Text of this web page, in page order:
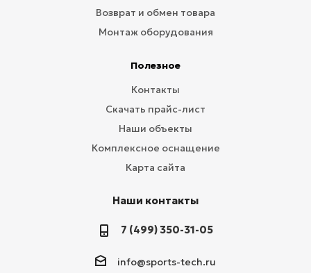
Возврат и обмен товара
Монтаж оборудования
Полезное
Контакты
Скачать прайс-лист
Наши объекты
Комплексное оснащение
Карта сайта
Наши контакты
7 (499) 350-31-05
info@sports-tech.ru